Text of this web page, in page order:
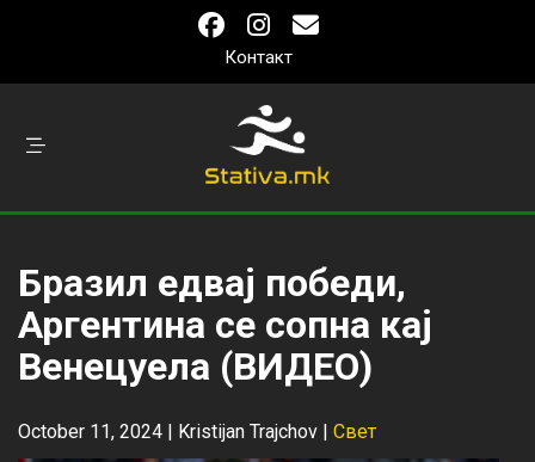
Контакт
Бразил едвај победи,
Аргентина се сопна кај
Венецуела (ВИДЕО)
October 11, 2024 | Kristijan Trajchov | Свет